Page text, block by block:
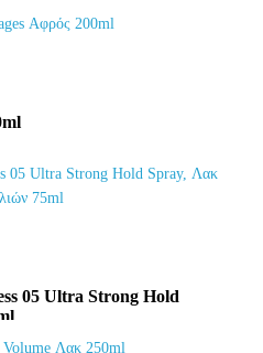
05 Ultra Strong Hold